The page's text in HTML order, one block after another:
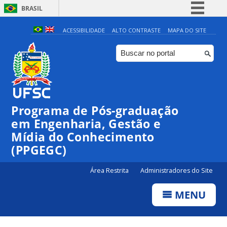
BRASIL
Simplifique!
Comunica BR
Participe
Canais
ACESSIBILIDADE ALTO CONTRASTE MAPA DO SITE
Programa de Pós-graduação
em Engenharia, Gestão e
Mídia do Conhecimento
(PPGEGC)
Área Restrita Administradores do Site
MENU